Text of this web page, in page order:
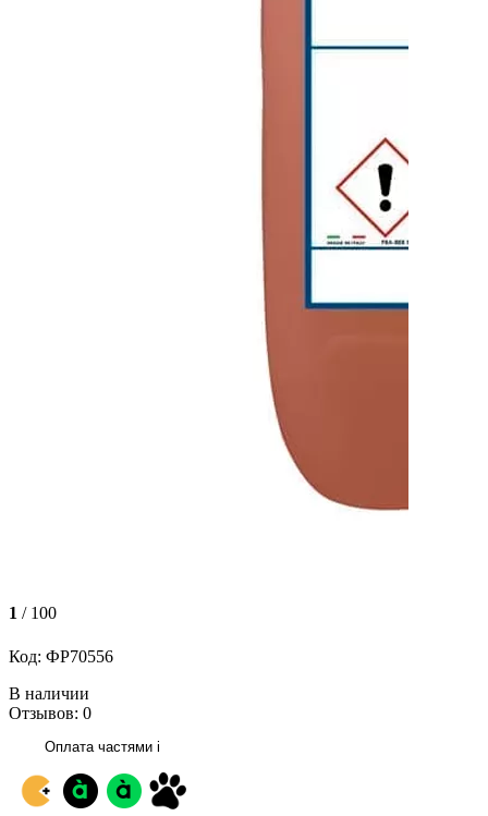
1 / 100
Код: ФР70556
В наличии
Отзывов: 0
Оплата частями i